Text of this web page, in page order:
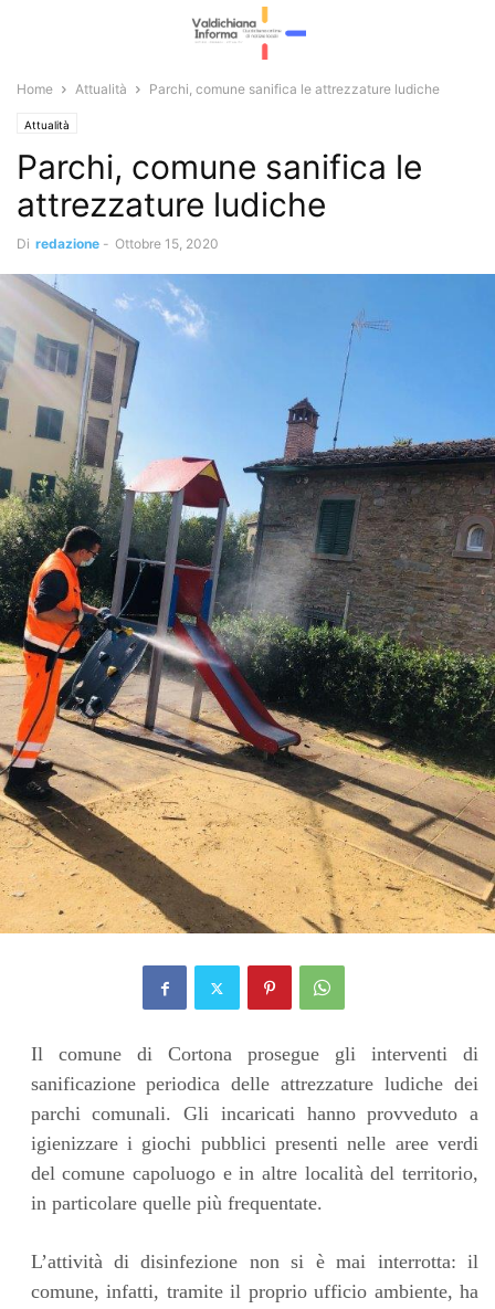
Home Attualità Parchi, comune sanifica le attrezzature ludiche
Attualità
Parchi, comune sanifica le
attrezzature ludiche
Di redazione - Ottobre 15, 2020
Il comune di Cortona prosegue gli interventi di
sanificazione periodica delle attrezzature ludiche dei
parchi comunali. Gli incaricati hanno provveduto a
igienizzare i giochi pubblici presenti nelle aree verdi
del comune capoluogo e in altre località del territorio,
in particolare quelle più frequentate.
L’attività di disinfezione non si è mai interrotta: il
comune, infatti, tramite il proprio ufficio ambiente, ha